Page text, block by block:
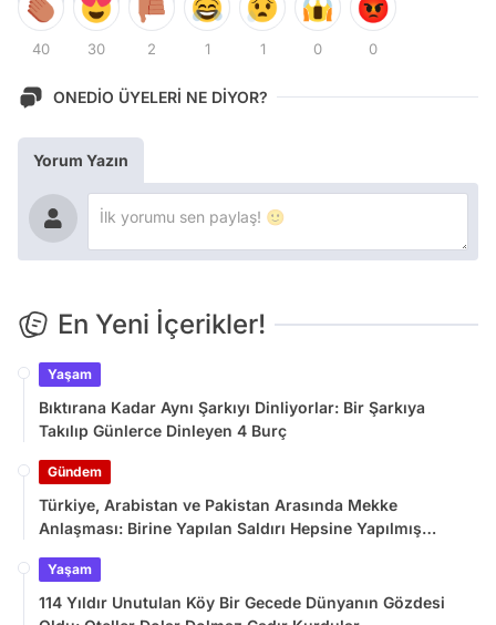
40 30 2 1 1 0 0
ONEDİO ÜYELERİ NE DİYOR?
Yorum Yazın
En Yeni İçerikler!
Yaşam
Bıktırana Kadar Aynı Şarkıyı Dinliyorlar: Bir Şarkıya
Takılıp Günlerce Dinleyen 4 Burç
Gündem
Türkiye, Arabistan ve Pakistan Arasında Mekke
Anlaşması: Birine Yapılan Saldırı Hepsine Yapılmış
Yaşam
114 Yıldır Unutulan Köy Bir Gecede Dünyanın Gözdesi